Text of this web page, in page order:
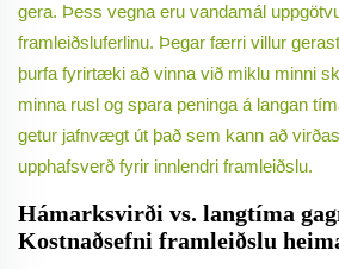
gera. Þess vegna eru vandamál
framleiðsluferlinu. Þegar færri villur
þurfa fyrirtæki að vinna við miklu minni
minna rusl og spara peninga á langan
getur jafnvægt út það sem kann að
upphafsverð fyrir innlendri framleiðslu.
Hámarksvirði vs. langtíma
Kostnaðsefni framleiðslu